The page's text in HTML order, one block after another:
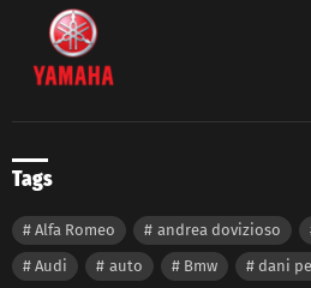
Tags
Alfa Romeo andrea dovizioso
Audi
auto Bmw dani